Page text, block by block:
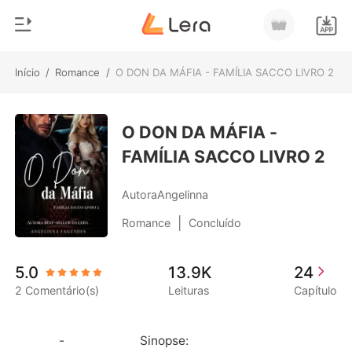
Início / Romance / O DON DA MÁFIA - FAMÍLIA SACCO LIVRO 2
0
Loja
Histórico
Sair
Baixar App
Gênero
Moderno
Lobisomem
Contos
Bilionários
O DON DA MÁFIA -
FAMÍLIA SACCO LIVRO 2
AutoraAngelinna
Romance Concluído
5.0
2 Comentário(s)
13.9K
Leituras
24
Capítulo
              -                        Sinopse: